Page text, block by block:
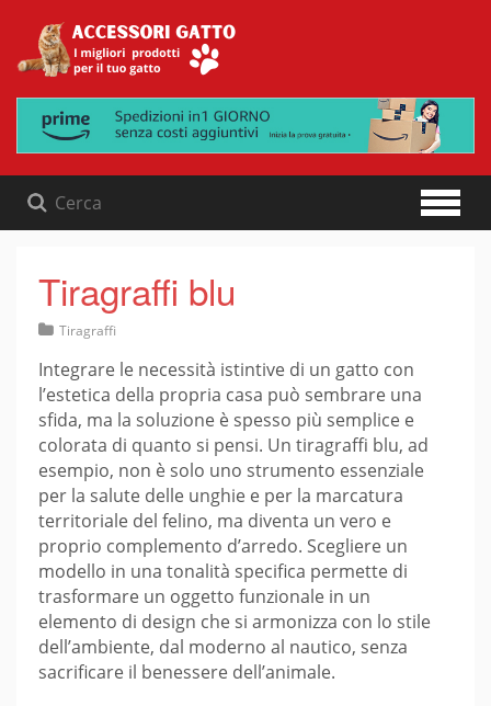
content
Tiragraffi blu
Tiragraffi
Integrare le necessità istintive di un gatto con
l’estetica della propria casa può sembrare una
sfida, ma la soluzione è spesso più semplice e
colorata di quanto si pensi. Un tiragraffi blu, ad
esempio, non è solo uno strumento essenziale
per la salute delle unghie e per la marcatura
territoriale del felino, ma diventa un vero e
proprio complemento d’arredo. Scegliere un
modello in una tonalità specifica permette di
trasformare un oggetto funzionale in un
elemento di design che si armonizza con lo stile
dell’ambiente, dal moderno al nautico, senza
sacrificare il benessere dell’animale.